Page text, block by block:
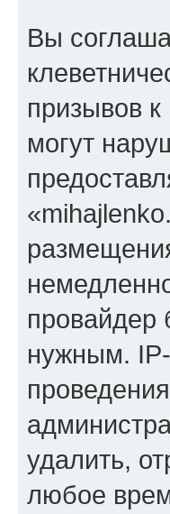
Вы
призывов
могут
провайдер
нужным.
удалить,
любое